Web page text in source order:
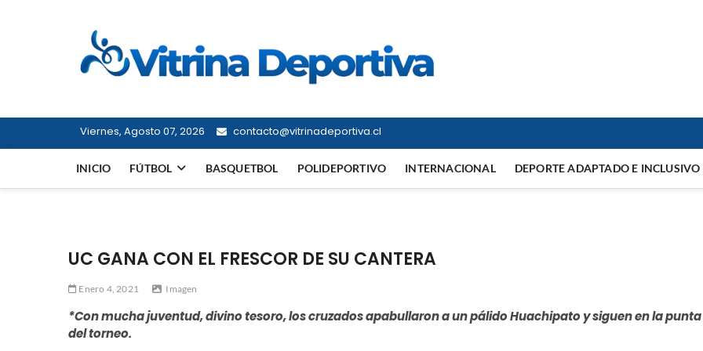
Viernes, Agosto 07, 2026 contacto@vitrinadeportiva.cl
INICIO FÚTBOL BASQUETBOL POLIDEPORTIVO INTERNACIONAL DEPORTE ADAPTADO E INCLUSIVO
UC GANA CON EL FRESCOR DE SU CANTERA
Enero 4, 2021 Imagen
*Con mucha juventud, divino tesoro, los cruzados apabullaron a un pálido Huachipato y siguen en la punta
del torneo.